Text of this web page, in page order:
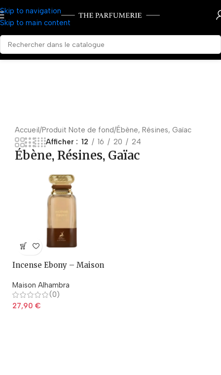
Skip to navigation
Skip to main content
Accueil Produit Note de fond Ébène, Résines, Gaïac
Afficher
12 16 20 24
Ébène, Résines, Gaïac
Incense Ebony – Maison
Maison Alhambra
(0)
27,90 €